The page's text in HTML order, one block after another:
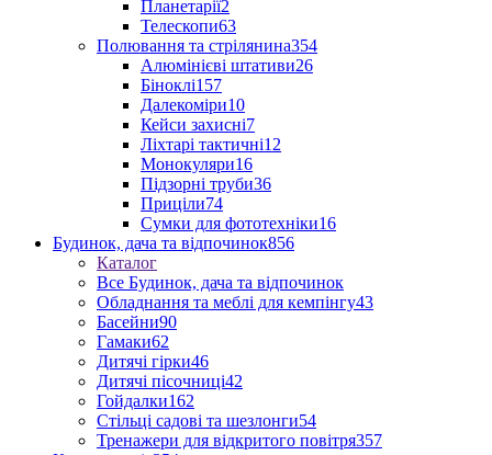
Планетарії2
Телескопи63
Полювання та стрілянина354
Алюмінієві штативи26
Біноклі157
Далекоміри10
Кейси захисні7
Ліхтарі тактичні12
Монокуляри16
Підзорні труби36
Приціли74
Сумки для фототехніки16
Будинок, дача та відпочинок856
Каталог
Все Будинок, дача та відпочинок
Обладнання та меблі для кемпінгу43
Басейни90
Гамаки62
Дитячі гірки46
Дитячі пісочниці42
Гойдалки162
Стільці садові та шезлонги54
Тренажери для відкритого повітря357